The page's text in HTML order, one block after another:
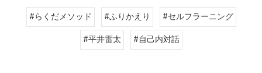
#らくだメソッド #ふりかえり
#セルフラーニング
#平井雷太
#自己内対話